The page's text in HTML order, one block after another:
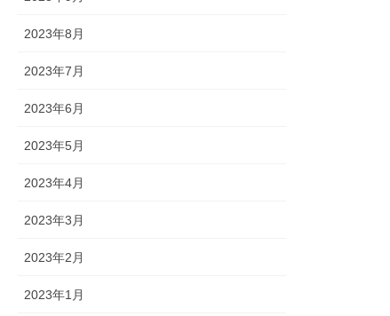
2023年8月
2023年7月
2023年6月
2023年5月
2023年4月
2023年3月
2023年2月
2023年1月